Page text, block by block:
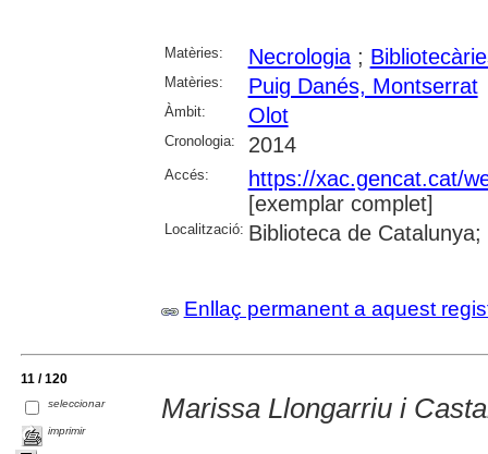
Matèries: Necrologia;
Matèries: Puig Danés, Montserrat
Àmbit: Olot
Cronologia: 2014
Accés:
https://xac.gencat.cat/
[exemplar complet]
Localització: Biblioteca de
Enllaç permanent a aquest
11 / 120
seleccionar
imprimir
Marissa Llongarriu i